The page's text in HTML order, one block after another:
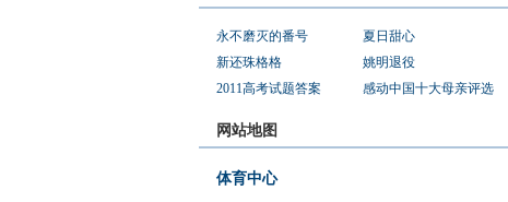
永不磨灭的番号 夏日甜心
新还珠格格
姚明退役
2011高考试题答案
感动中国十大母亲评选
网站地图
体育中心